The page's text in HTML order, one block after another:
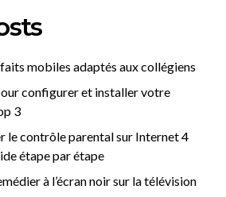
mobiles adaptés aux collégiens
configurer et installer votre
3
le contrôle parental sur Internet 4
étape par étape
à l’écran noir sur la télévision